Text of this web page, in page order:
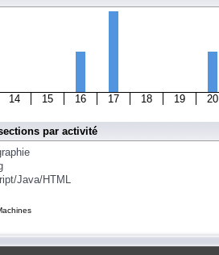
14 15 16 17 18 19 20
par activité
Java/HTML